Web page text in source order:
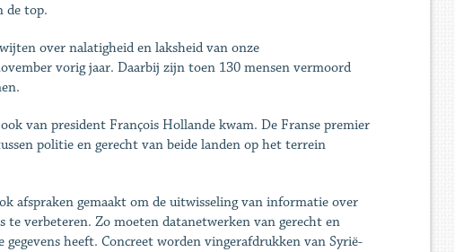
de top.
over nalatigheid en laksheid van onze
vorig jaar. Daarbij zijn toen 130 mensen vermoord
van president François Hollande kwam. De Franse premier
politie en gerecht van beide landen op het terrein
afspraken gemaakt om de uitwisseling van informatie over
te verbeteren. Zo moeten datanetwerken van gerecht en
heeft. Concreet worden vingerafdrukken van Syrië-